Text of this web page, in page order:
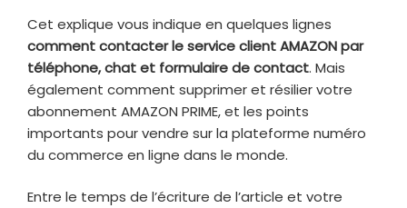
Cet explique vous indique en quelques lignes
comment contacter le service client AMAZON par
téléphone, chat et formulaire de contact. Mais
également comment supprimer et résilier votre
abonnement AMAZON PRIME, et les points
importants pour vendre sur la plateforme numéro
du commerce en ligne dans le monde.
Entre le temps de l’écriture de l’article et votre